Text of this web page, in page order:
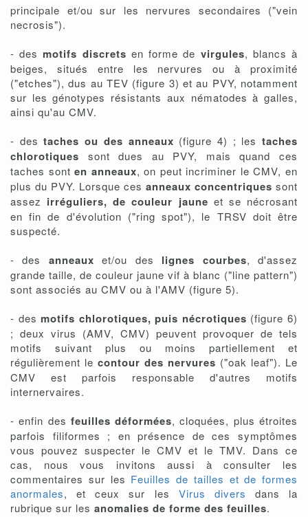
principale et/ou sur les nervures secondaires ("vein
necrosis").
- des motifs discrets en forme de virgules, blancs à
beiges, situés entre les nervures ou à proximité
("etches"), dus au TEV (figure 3) et au PVY, notamment
sur les génotypes résistants aux nématodes à galles,
ainsi qu'au CMV.
- destaches ou des anneaux (figure 4) ; lestaches
chlorotiques sont dues au PVY, mais quand ces
taches sonten anneaux, on peut incriminer le CMV, en
plus du PVY. Lorsque ces anneaux concentriques sont
assez irréguliers, de couleur jaune et se nécrosant
en fin de d'évolution ("ring spot"), le TRSV doit être
suspecté.
- des anneauxet/ou des lignes courbes, d'assez
grande taille, de couleur jaune vif à blanc ("line pattern")
sont associés au CMV ou à l'AMV (figure 5).
- des motifs chlorotiques, puis nécrotiques (figure 6)
; deux virus (AMV, CMV) peuvent provoquer de tels
motifs suivant plus ou moins partiellement et
régulièrement le contour des nervures ("oak leaf"). Le
CMV est parfois responsable d'autres motifs
internervaires.
- enfin des feuilles déformées, cloquées, plus étroites
parfois filiformes ; en présence de ces symptômes
vous pouvez suspecter le CMV et le TMV. Dans ce
cas, nous vous invitons aussi à consulter les
commentaires sur les Feuilles de tailles et de formes
anormales, et ceux sur les Virus divers dans la
rubrique sur les anomalies de forme des feuilles.